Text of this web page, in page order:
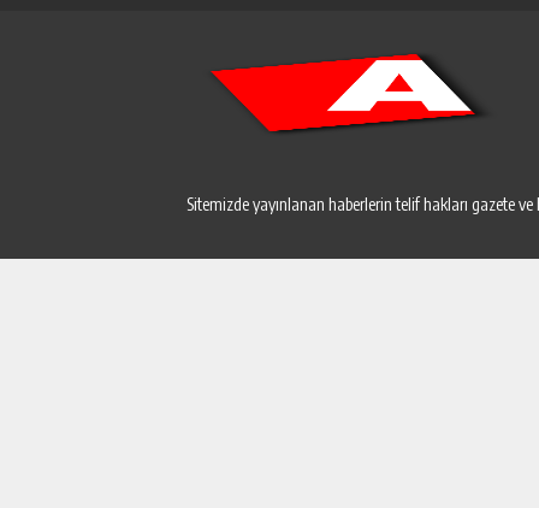
Sitemizde yayınlanan haberlerin telif hakları gazete